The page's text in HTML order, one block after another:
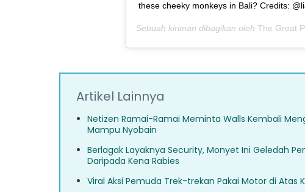
these cheeky monkeys in Bali? Credits:
Sebuah kiriman dibagikan oleh The Great
Artikel Lainnya
Netizen Ramai-Ramai Meminta Walls Kembali
Mampu Nyobain
Berlagak Layaknya Security, Monyet Ini Geledah
Daripada Kena Rabies
Viral Aksi Pemuda Trek-trekan Pakai Motor di Atas